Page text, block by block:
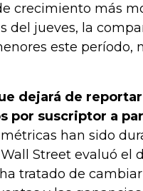
crecimiento más
del jueves, la
este período,
dejará de
por suscriptor a
métricas han sido
Street evaluó el
tratado de